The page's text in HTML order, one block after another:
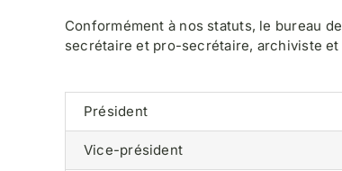
Conformément à nos statuts, le bureau
secrétaire et pro-secrétaire, archiviste
Président
Vice-président